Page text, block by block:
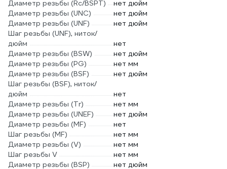
Диаметр резьбы (Rc/BSPT)
нет дюйм
Диаметр резьбы (UNC)
нет дюйм
Диаметр резьбы (UNF)
нет дюйм
Шаг резьбы (UNF), ниток/
дюйм
нет
Диаметр резьбы (BSW)
нет дюйм
Диаметр резьбы (PG)
нет мм
Диаметр резьбы (BSF)
нет дюйм
Шаг резьбы (BSF), ниток/
дюйм
нет
Диаметр резьбы (Tr)
нет мм
Диаметр резьбы (UNEF)
нет дюйм
Диаметр резьбы (MF)
нет
Шаг резьбы (MF)
нет мм
Диаметр резьбы (V)
нет мм
Шаг резьбы V
нет мм
Диаметр резьбы (BSP)
нет дюйм